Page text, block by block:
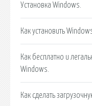
Установка Windows.
Как установить
Как бесплатно и
Windows.
Как сделать